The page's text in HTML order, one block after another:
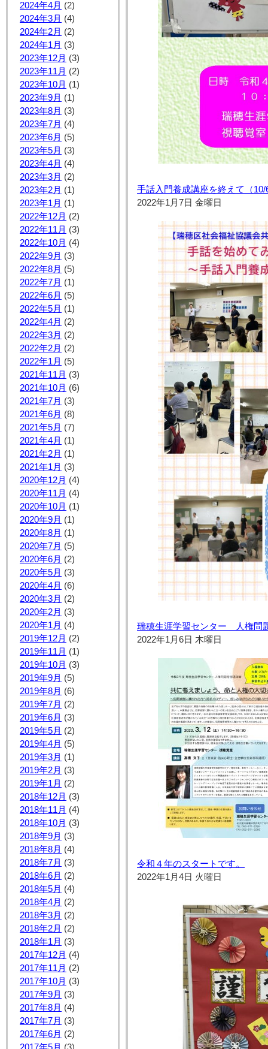
2024年4月 (2)
2024年3月 (4)
2024年2月 (2)
2024年1月 (3)
2023年12月 (3)
2023年11月 (2)
2023年10月 (1)
2023年9月 (1)
2023年8月 (3)
2023年7月 (4)
2023年6月 (5)
2023年5月 (3)
2023年4月 (4)
2023年3月 (2)
2023年2月 (1)
2023年1月 (1)
2022年12月 (2)
2022年11月 (3)
2022年10月 (4)
2022年9月 (3)
2022年8月 (5)
2022年7月 (1)
2022年6月 (5)
2022年5月 (1)
2022年4月 (2)
2022年3月 (2)
2022年2月 (2)
2022年1月 (5)
2021年11月 (3)
2021年10月 (6)
2021年7月 (3)
2021年6月 (8)
2021年5月 (7)
2021年4月 (1)
2021年2月 (1)
2021年1月 (3)
2020年12月 (4)
2020年11月 (4)
2020年10月 (1)
2020年9月 (1)
2020年8月 (1)
2020年7月 (5)
2020年6月 (2)
2020年5月 (3)
2020年4月 (6)
2020年3月 (2)
2020年2月 (3)
2020年1月 (4)
2019年12月 (2)
2019年11月 (1)
2019年10月 (3)
2019年9月 (5)
2019年8月 (6)
2019年7月 (2)
2019年6月 (3)
2019年5月 (2)
2019年4月 (5)
2019年3月 (1)
2019年2月 (3)
2019年1月 (2)
2018年12月 (3)
2018年11月 (4)
2018年10月 (3)
2018年9月 (3)
2018年8月 (4)
2018年7月 (3)
2018年6月 (2)
2018年5月 (4)
2018年4月 (2)
2018年3月 (2)
2018年2月 (2)
2018年1月 (3)
2017年12月 (4)
2017年11月 (2)
2017年10月 (3)
2017年9月 (3)
2017年8月 (4)
2017年7月 (3)
2017年6月 (2)
手話入門養成講座を終えて（10/
2022年1月7日 金曜日
瑞穂生涯学習センター 人権問
2022年1月6日 木曜日
令和４年のスタートです。
2022年1月4日 火曜日